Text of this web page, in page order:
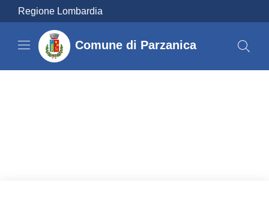
Salta al contenuto principale
Regione Lombardia
Comune di Parzanica